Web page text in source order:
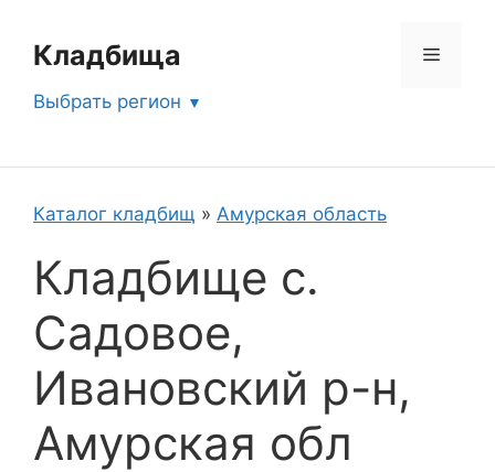
содержимому
Кладбища Меню
Выбрать регион
Каталог кладбищ » Амурская область
Кладбище с.
Садовое,
Ивановский р-н,
Амурская обл